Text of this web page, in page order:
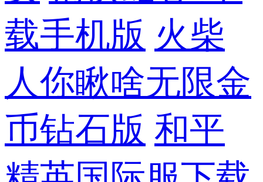
载手机版 火柴
人你瞅啥无限金
币钻石版 和平